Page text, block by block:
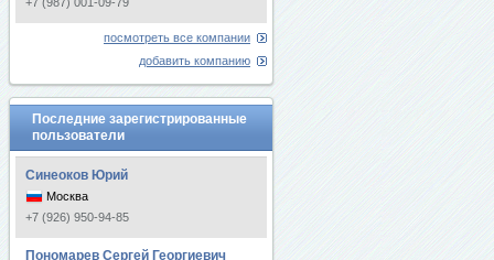
посмотреть все компании
добавить компанию
Последние зарегистрированные
пользователи
Синеоков Юрий
Москва
+7 (926) 950-94-85
Пономарев Сергей Георгиевич